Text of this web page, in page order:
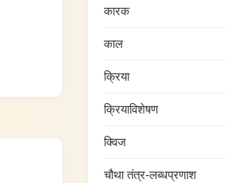
कारक
काल
क्रिया
क्रियाविशेषण
क्विज
चौथा तंत्र-लब्धप्रणाश